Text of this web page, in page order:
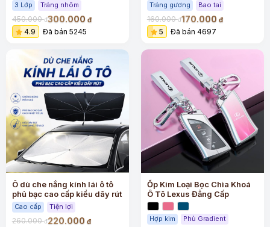
3 Lớp Tráng nhôm
450.000đ300.000 đ
4.9 Đã bán 5245
Tráng gương Bao tai
160.000đ170.000 đ
5 Đã bán 4697
Ô dù che nắng kính lái ô tô
phủ bạc cao cấp kiểu dây rút
Cao cấp Tiện lợi
260.000đ220.000 đ
Ốp Kim Loại Bọc Chìa Khoá
Ô Tô Lexus Đẳng Cấp
Hợp kim Phủ Gradient